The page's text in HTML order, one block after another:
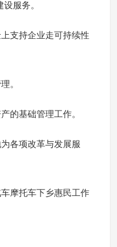
服务。
支持企业走可持续性
。
的基础管理工作。
各项改革与发展服
摩托车下乡惠民工作